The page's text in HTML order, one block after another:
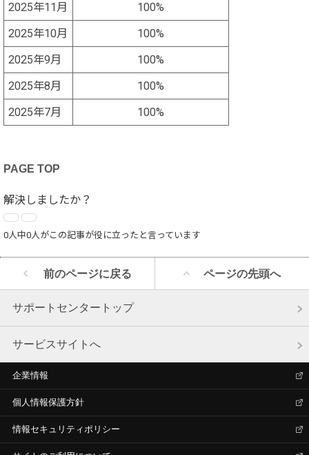
2025年11月
100%
2025年10月
100%
2025年9月
100%
2025年8月
100%
2025年7月
100%
PAGE TOP
解決しましたか？
0人中0人がこの記事が役に立ったと言っています
前のページに戻る ページの先頭へ
サポートセンタートップ
サービスサイトへ
企業情報
個人情報保護方針
情報セキュリティポリシー